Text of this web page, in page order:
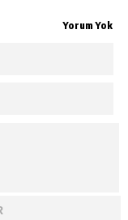
Yorum Yok